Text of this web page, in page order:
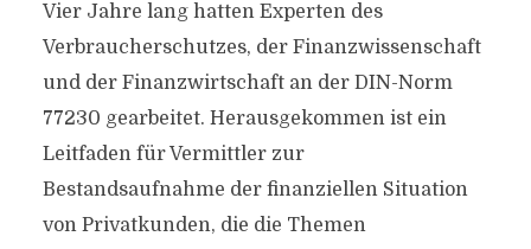
Vier Jahre lang hatten Experten des
Verbraucherschutzes, der Finanzwissenschaft
und der Finanzwirtschaft an der DIN-Norm
77230 gearbeitet. Herausgekommen ist ein
Leitfaden für Vermittler zur
Bestandsaufnahme der finanziellen Situation
von Privatkunden, die die Themen